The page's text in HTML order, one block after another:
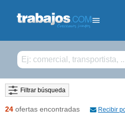
Filtrar búsqueda
24 ofertas encontradas Recibir